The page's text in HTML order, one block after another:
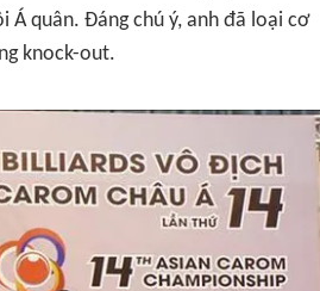
Á quân. Đáng chú ý, anh đã loại cơ
knock-out.